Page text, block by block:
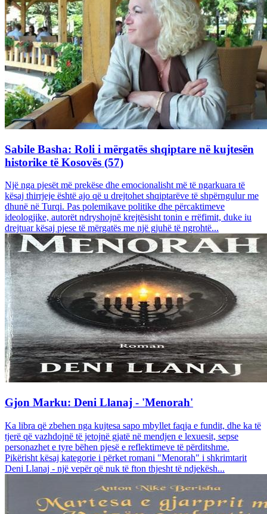
Sabile Basha: Roli i mërgatës shqiptare në kujtesën
historike të Kosovës (57)
Një nga pjesët më prekëse dhe emocionalisht më të ngarkuara të
kësaj thirrjeje është ajo që u drejtohet shqiptarëve të shpërngulur me
dhunë në Turqi. Pas polemikave politike dhe përcaktimeve
ideologjike, autorët ndryshojnë krejtësisht tonin e rrëfimit, duke iu
drejtuar kësaj pjese të mërgatës me një gjuhë të ngrohtë...
Gjon Marku: Deni Llanaj - 'Menorah'
Ka libra që zbehen nga kujtesa sapo mbyllet faqja e fundit, dhe ka të
tjerë që vazhdojnë të jetojnë gjatë në mendjen e lexuesit, sepse
personazhet e tyre bëhen pjesë e reflektimeve të përditshme.
Pikërisht kësaj kategorie i përket romani "Menorah" i shkrimtarit
Deni Llanaj - një vepër që nuk të fton thjesht të ndjekësh...